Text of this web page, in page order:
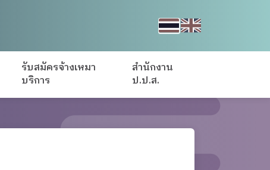
รับสมัครจ้างเหมา
บริการ
สำนักงาน
ป.ป.ส.